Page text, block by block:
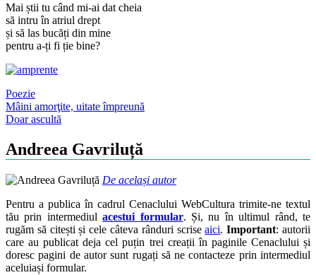
Mai știi tu când mi-ai dat cheia
să intru în atriul drept
și să las bucăți din mine
pentru a-ți fi ție bine?
Poezie
Post
navigation
Mâini amorţite, uitate împreună
Doar ascultă
Andreea Gavriluță
De același autor
Pentru a publica în cadrul Cenaclului WebCultura trimite-ne textul
tău prin intermediulacestui formular. Și, nu în ultimul rând, te
rugăm să citești și cele câteva rânduri scriseaici.Important: autorii
care au publicat deja cel puțin trei creații în paginile Cenaclului și
doresc pagini de autor sunt rugați să ne contacteze prin intermediul
aceluiași formular.